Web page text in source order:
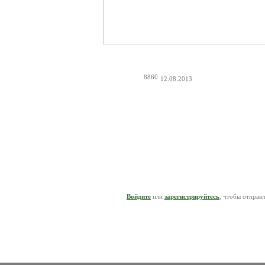
8860 12.08.2013
Войдите или зарегистрируйтесь , чтобы